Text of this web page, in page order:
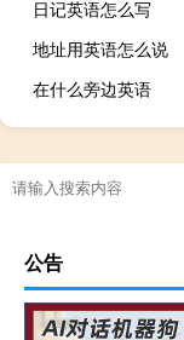
日记英语怎么写
地址用英语怎么说
在什么旁边英语
公告